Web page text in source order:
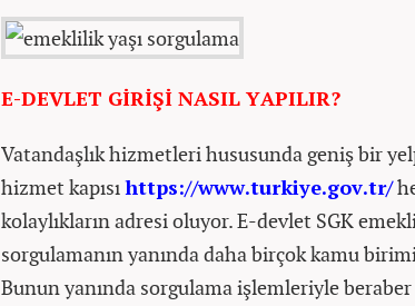
E-DEVLET GİRİŞİ NASIL YAPILIR?
Vatandaşlık hizmetleri hususunda geniş bir
hizmet kapısıhttps://www.turkiye.gov.tr/
kolaylıkların adresi oluyor. E-devlet SGK
sorgulamanın yanında daha birçok kamu
Bunun yanında sorgulama işlemleriyle